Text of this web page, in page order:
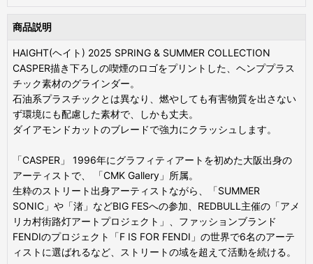
商品説明
HAIGHT(ヘイト) 2025 SPRING & SUMMER COLLECTION
CASPER描き下ろしの喫煙のロゴをプリントした、ヘンププラス
チック素材のグラインダー。
石油系プラスチックとは異なり、燃やしても有害物質を出さない
ず環境にも配慮した素材で、しかも丈夫。
ダイアモンドカットのブレードで強力にクラッシュします。
「CASPER」 1996年にグラフィティアートを初めた大阪出身の
アーティストで、 「CMK Gallery」所属。
生粋のストリート出身アーティストながら、「SUMMER
SONIC」や「渚」などBIG FESへの参加、REDBULL主催の「アメ
リカ村街路灯アートプロジェクト」、ファッションブランド
FENDIのプロジェクト「F IS FOR FENDI」の世界で6名のアーテ
ィストに選ばれるなど、ストリートの域を超えて活動を続ける。